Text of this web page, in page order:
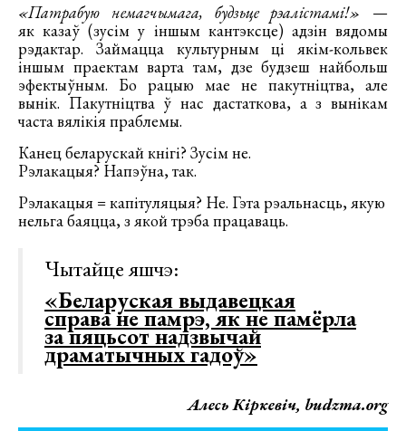
«Патрабую немагчымага, будзьце рэалістамі!» —
як казаў (зусім у іншым кантэксце) адзін вядомы
рэдактар. Займацца культурным ці якім-кольвек
іншым праектам варта там, дзе будзеш найбольш
эфектыўным. Бо рацыю мае не пакутніцтва, але
вынік. Пакутніцтва ў нас дастаткова, а з вынікам
часта вялікія праблемы.
Канец беларускай кнігі? Зусім не.
Рэлакацыя? Напэўна, так.
Рэлакацыя = капітуляцыя? Не. Гэта рэальнасць, якую
нельга баяцца, з якой трэба працаваць.
Чытайце яшчэ:
«Беларуская выдавецкая
справа не памрэ, як не памёрла
за пяцьсот надзвычай
драматычных гадоў»
Алесь Кіркевіч, budzma.org